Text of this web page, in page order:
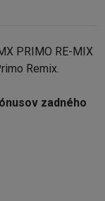
PRIMO RE-MIX
Remix.
zadného